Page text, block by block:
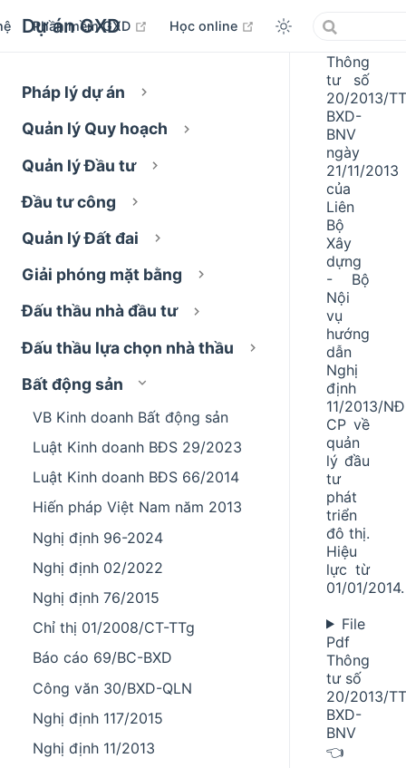
Dự án GXD
Phần mềm GXD open in new window
Học online open in new window
Pháp lý dự án
Quản lý Quy hoạch
Quản lý Đầu tư
Đầu tư công
Quản lý Đất đai
Giải phóng mặt bằng
Đấu thầu nhà đầu tư
Đấu thầu lựa chọn nhà thầu
Bất động sản
VB Kinh doanh Bất động sản
Luật Kinh doanh BĐS 29/2023
Luật Kinh doanh BĐS 66/2014
Hiến pháp Việt Nam năm 2013
Nghị định 96-2024
Nghị định 02/2022
Nghị định 76/2015
Chỉ thị 01/2008/CT-TTg
Báo cáo 69/BC-BXD
Công văn 30/BXD-QLN
Nghị định 117/2015
Nghị định 11/2013
Thông
tư số
20/2013/
BXD-
BNV
ngày
21/11/2013
của
Liên
Bộ
Xây
dựng
- Bộ
Nội
vụ
hướng
dẫn
Nghị
định
11/2013/
CP về
quản
lý đầu
tư
phát
triển
đô thị.
Hiệu
lực từ
01/01/2014.
File
Pdf
Thông
tư số
20/2013/
BXD-
BNV
👈